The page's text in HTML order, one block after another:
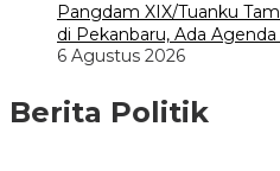
Pangdam XIX/Tuanku
di Pekanbaru, Ada
6 Agustus 2026
Berita Politik